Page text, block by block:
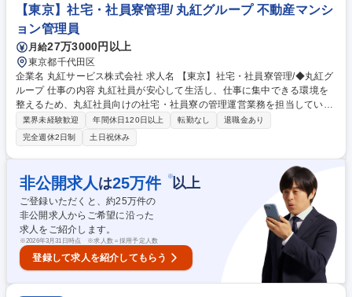
の調整、社員からの問い合わせ対応 ■広報業務：社外向けPR情報発信に関
する業務、社内向けイントラネットの更新 ※勤務条件備考欄に追記 募集
職種 【東京】総務・総務企画／幅広いコーポレート業務に挑戦／丸紅グル
ープ
【東京】社宅・社員寮管理/ 丸紅グループ 不動産マンシ
ョン管理員
月給27万3000円以上
東京都千代田区
企業名 丸紅サービス株式会社 求人名 【東京】社宅・社員寮管理/◆丸紅グ
ループ 仕事の内容 丸紅社員が安心して生活し、仕事に集中できる環境を
整えるため、丸紅社員向けの社宅・社員寮の管理運営業務を担当していた
だきます。 【詳細】・丸紅社員が利用する社員寮・社宅への入居、退去手
続き ・オーナー及び不動産管理会社や関係会社との連絡、調整 ・設備不
具合などが発生した際の修理手配 ・退去後のクリーニング手配 ・入居中
に発生したトラブルへの対応 ・各種申請書、報告書、契約書等の作成およ
び管理 ・支払、入金、振替等の経理処理 ・その他、社宅/社員寮の管理運
営に付随する業務 募集職種 【東京】社宅・社員寮管理/◆丸紅グループ
業界未経験歓迎 年間休日120日以上 転勤なし
退職金あり
完全週休2日制
土日祝休み
非公開求人 は25万件 ※以上
ご登録いただくと、約25万件の
非公開求人からご希望に沿った
求人をご紹介します。
※2026年3月31日時点 ※求人数＝採用予定人数
登録して求人を紹介してもらう